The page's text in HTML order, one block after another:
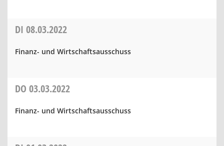
DI 08.03.2022
Finanz- und Wirtschaftsausschuss
DO 03.03.2022
Finanz- und Wirtschaftsausschuss